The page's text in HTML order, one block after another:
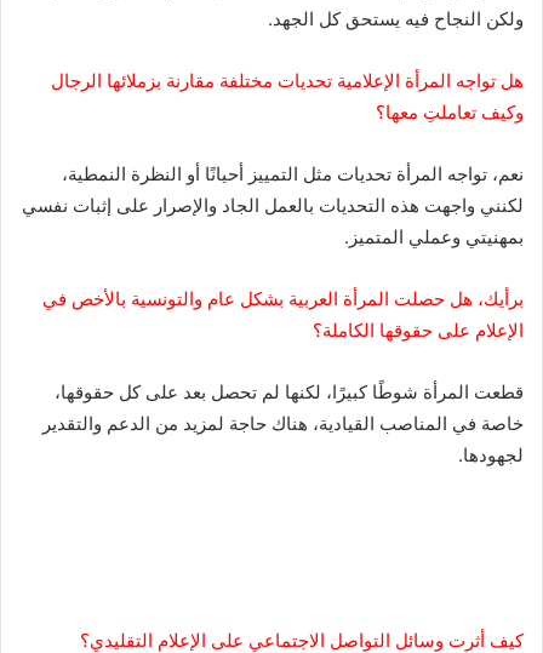
ولكن النجاح فيه يستحق كل الجهد.
هل تواجه المرأة الإعلامية تحديات مختلفة مقارنة بزملائها الرجال
وكيف تعاملتِ معها؟
نعم، تواجه المرأة تحديات مثل التمييز أحيانًا أو النظرة النمطية،
لكنني واجهت هذه التحديات بالعمل الجاد والإصرار على إثبات نفسي
بمهنيتي وعملي المتميز.
برأيك، هل حصلت المرأة العربية بشكل عام والتونسية بالأخص في
الإعلام على حقوقها الكاملة؟
قطعت المرأة شوطًا كبيرًا، لكنها لم تحصل بعد على كل حقوقها،
خاصة في المناصب القيادية، هناك حاجة لمزيد من الدعم والتقدير
لجهودها.
كيف أثرت وسائل التواصل الاجتماعي على الإعلام التقليدي؟